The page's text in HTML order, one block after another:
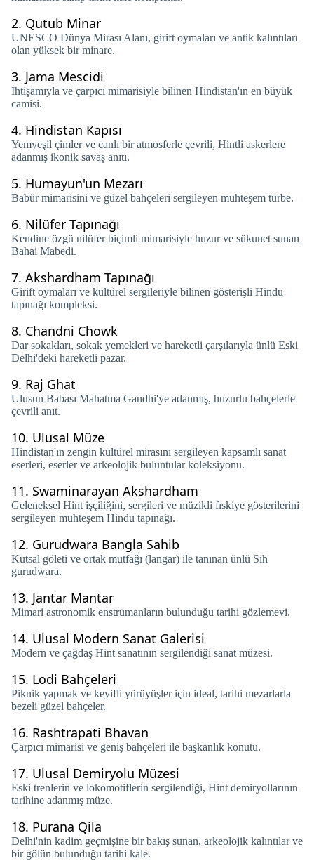
2. Qutub Minar
UNESCO Dünya Mirası Alanı, girift oymaları ve antik kalıntıları
olan yüksek bir minare.
3. Jama Mescidi
İhtişamıyla ve çarpıcı mimarisiyle bilinen Hindistan'ın en büyük
camisi.
4. Hindistan Kapısı
Yemyeşil çimler ve canlı bir atmosferle çevrili, Hintli askerlere
adanmış ikonik savaş anıtı.
5. Humayun'un Mezarı
Babür mimarisini ve güzel bahçeleri sergileyen muhteşem türbe.
6. Nilüfer Tapınağı
Kendine özgü nilüfer biçimli mimarisiyle huzur ve sükunet sunan
Bahai Mabedi.
7. Akshardham Tapınağı
Girift oymaları ve kültürel sergileriyle bilinen gösterişli Hindu
tapınağı kompleksi.
8. Chandni Chowk
Dar sokakları, sokak yemekleri ve hareketli çarşılarıyla ünlü Eski
Delhi'deki hareketli pazar.
9. Raj Ghat
Ulusun Babası Mahatma Gandhi'ye adanmış, huzurlu bahçelerle
çevrili anıt.
10. Ulusal Müze
Hindistan'ın zengin kültürel mirasını sergileyen kapsamlı sanat
eserleri, eserler ve arkeolojik buluntular koleksiyonu.
11. Swaminarayan Akshardham
Geleneksel Hint işçiliğini, sergileri ve müzikli fıskiye gösterilerini
sergileyen muhteşem Hindu tapınağı.
12. Gurudwara Bangla Sahib
Kutsal göleti ve ortak mutfağı (langar) ile tanınan ünlü Sih
gurudwara.
13. Jantar Mantar
Mimari astronomik enstrümanların bulunduğu tarihi gözlemevi.
14. Ulusal Modern Sanat Galerisi
Modern ve çağdaş Hint sanatının sergilendiği sanat müzesi.
15. Lodi Bahçeleri
Piknik yapmak ve keyifli yürüyüşler için ideal, tarihi mezarlarla
bezeli güzel bahçeler.
16. Rashtrapati Bhavan
Çarpıcı mimarisi ve geniş bahçeleri ile başkanlık konutu.
17. Ulusal Demiryolu Müzesi
Eski trenlerin ve lokomotiflerin sergilendiği, Hint demiryollarının
tarihine adanmış müze.
18. Purana Qila
Delhi'nin kadim geçmişine bir bakış sunan, arkeolojik kalıntılar ve
bir gölün bulunduğu tarihi kale.